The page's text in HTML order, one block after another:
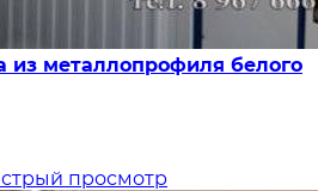
из металлопрофиля белого
просмотр